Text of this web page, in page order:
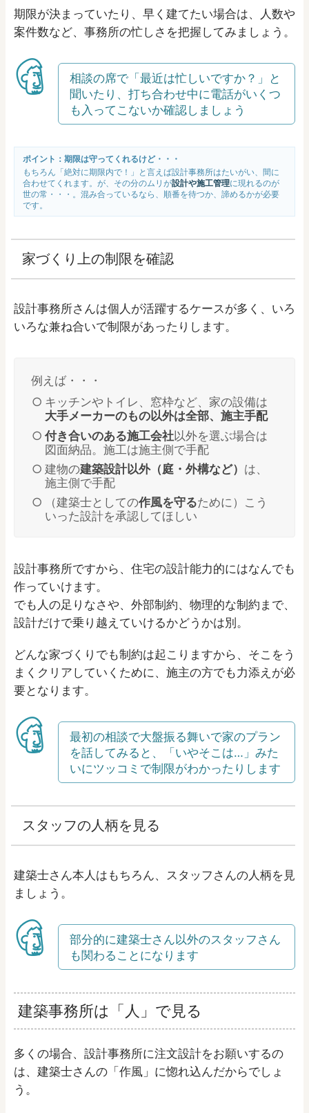
期限が決まっていたり、早く建てたい場合は、人数や
案件数など、事務所の忙しさを把握してみましょう。
相談の席で「最近は忙しいですか？」と
聞いたり、打ち合わせ中に電話がいくつ
も入ってこないか確認しましょう
ポイント：期限は守ってくれるけど・・・
もちろん「絶対に期限内で！」と言えば設計事務所はたいがい、間に
合わせてくれます。が、その分のムリが設計や施工管理に現れるのが
世の常・・・。混み合っているなら、順番を待つか、諦めるかが必要
です。
家づくり上の制限を確認
設計事務所さんは個人が活躍するケースが多く、いろ
いろな兼ね合いで制限があったりします。
例えば・・・
キッチンやトイレ、窓枠など、家の設備は
大手メーカーのもの以外は全部、施主手配
付き合いのある施工会社以外を選ぶ場合は
図面納品。施工は施主側で手配
建物の建築設計以外（庭・外構など） は、
施主側で手配
（建築士としての作風を守るために）こう
いった設計を承認してほしい
設計事務所ですから、住宅の設計能力的にはなんでも
作っていけます。
でも人の足りなさや、外部制約、物理的な制約まで、
設計だけで乗り越えていけるかどうかは別。
どんな家づくりでも制約は起こりますから、そこをう
まくクリアしていくために、施主の方でも力添えが必
要となります。
最初の相談で大盤振る舞いで家のプラン
を話してみると、「いやそこは…」みた
いにツッコミで制限がわかったりします
スタッフの人柄を見る
建築士さん本人はもちろん、スタッフさんの人柄を見
ましょう。
部分的に建築士さん以外のスタッフさん
も関わることになります
建築事務所は「人」で見る
多くの場合、設計事務所に注文設計をお願いするの
は、建築士さんの「作風」に惚れ込んだからでしょ
う。